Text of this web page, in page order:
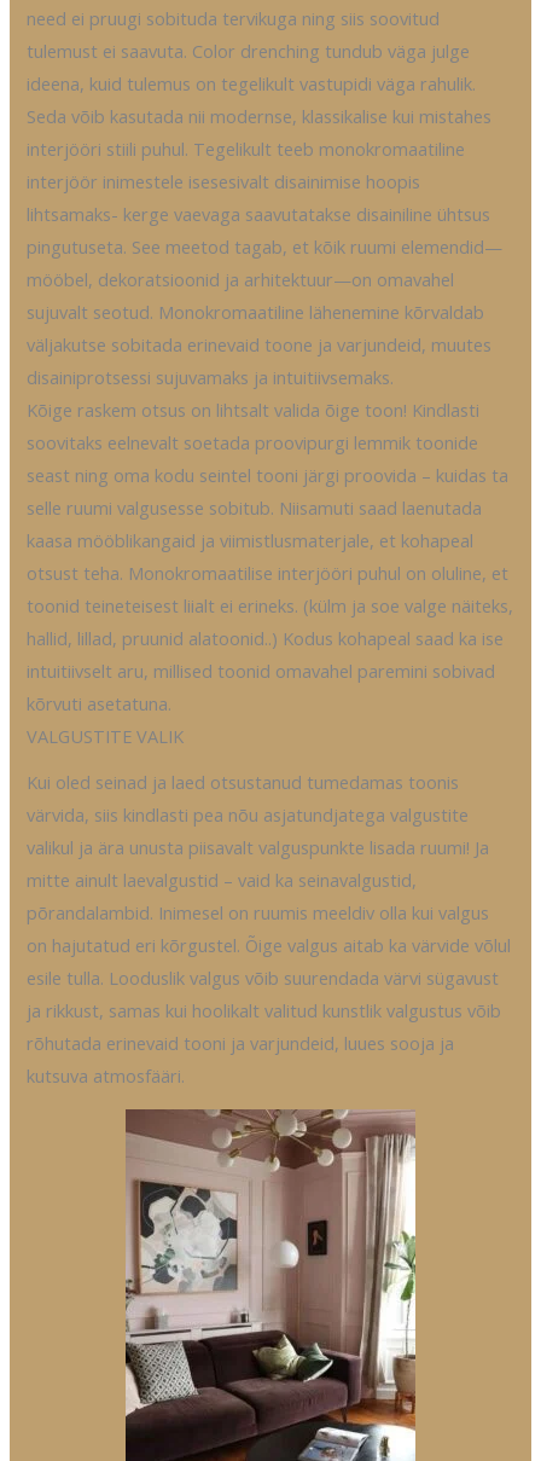
need ei pruugi sobituda tervikuga ning siis soovitud
tulemust ei saavuta. Color drenching tundub väga julge
ideena, kuid tulemus on tegelikult vastupidi väga rahulik.
Seda võib kasutada nii modernse, klassikalise kui mistahes
interjööri stiili puhul. Tegelikult teeb monokromaatiline
interjöör inimestele isesesivalt disainimise hoopis
lihtsamaks- kerge vaevaga saavutatakse disainiline ühtsus
pingutuseta. See meetod tagab, et kõik ruumi elemendid—
mööbel, dekoratsioonid ja arhitektuur—on omavahel
sujuvalt seotud. Monokromaatiline lähenemine kõrvaldab
väljakutse sobitada erinevaid toone ja varjundeid, muutes
disainiprotsessi sujuvamaks ja intuitiivsemaks.
Kõige raskem otsus on lihtsalt valida õige toon! Kindlasti
soovitaks eelnevalt soetada proovipurgi lemmik toonide
seast ning oma kodu seintel tooni järgi proovida – kuidas ta
selle ruumi valgusesse sobitub. Niisamuti saad laenutada
kaasa mööblikangaid ja viimistlusmaterjale, et kohapeal
otsust teha. Monokromaatilise interjööri puhul on oluline, et
toonid teineteisest liialt ei erineks. (külm ja soe valge näiteks,
hallid, lillad, pruunid alatoonid..) Kodus kohapeal saad ka ise
intuitiivselt aru, millised toonid omavahel paremini sobivad
kõrvuti asetatuna.
VALGUSTITE VALIK
Kui oled seinad ja laed otsustanud tumedamas toonis
värvida, siis kindlasti pea nõu asjatundjatega valgustite
valikul ja ära unusta piisavalt valguspunkte lisada ruumi! Ja
mitte ainult laevalgustid – vaid ka seinavalgustid,
põrandalambid. Inimesel on ruumis meeldiv olla kui valgus
on hajutatud eri kõrgustel. Õige valgus aitab ka värvide võlul
esile tulla. Looduslik valgus võib suurendada värvi sügavust
ja rikkust, samas kui hoolikalt valitud kunstlik valgustus võib
rõhutada erinevaid tooni ja varjundeid, luues sooja ja
kutsuva atmosfääri.